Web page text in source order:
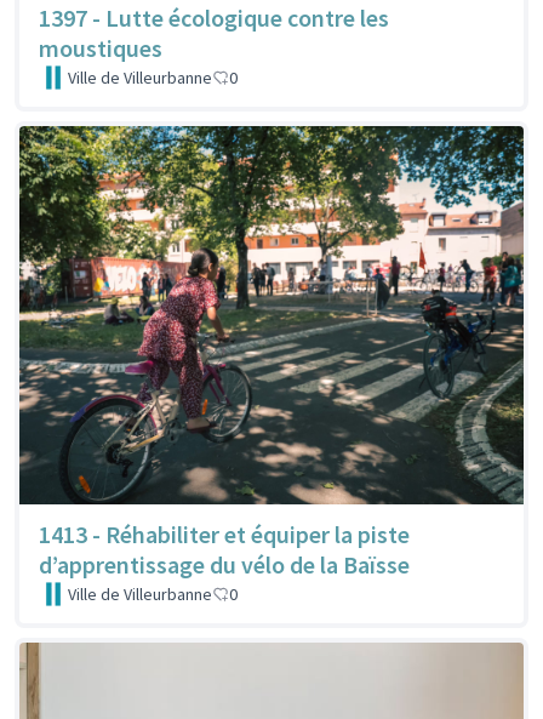
1397 - Lutte écologique contre les
moustiques
Ville de Villeurbanne 0
1413 - Réhabiliter et équiper la piste
d’apprentissage du vélo de la Baïsse
Ville de Villeurbanne 0